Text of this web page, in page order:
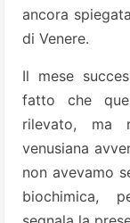
ancora
di Venere.
Il mese
fatto che
rilevato, ma
venusiana
non avevamo
biochimica,